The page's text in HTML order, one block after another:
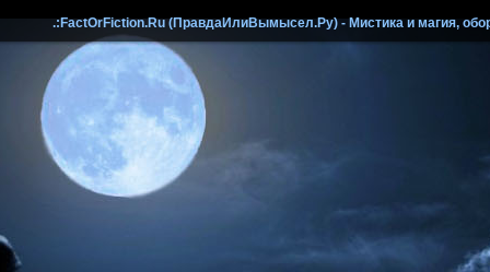
.:FactOrFiction.Ru (ПравдаИлиВымысел.Ру) - Мистика и магия,